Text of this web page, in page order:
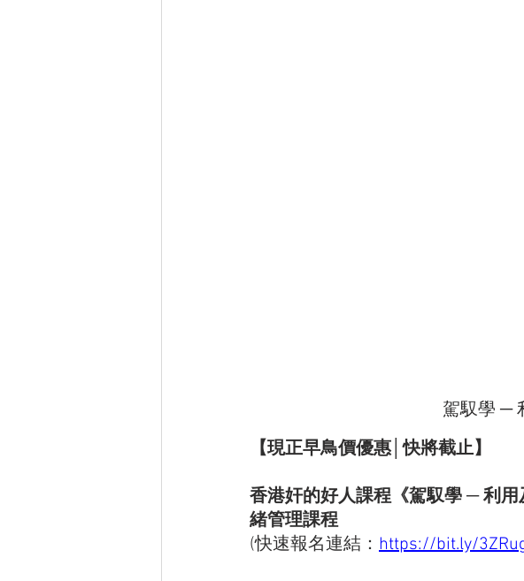
駕馭學 ─
【現正早鳥價優惠│快將截止】
香港奸的好人課程《駕馭學 ─ 利
緒管理課程
(快速報名連結： https://bit.ly/